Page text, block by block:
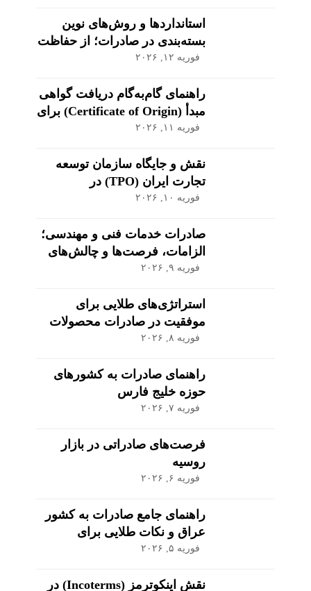
استانداردها و روش‌های نوین
بسته‌بندی در صادرات؛ از حفاظت
تا بازاریابی
فوریه ۱۲, ۲۰۲۶
راهنمای گام‌به‌گام دریافت گواهی
مبدأ (Certificate of Origin) برای
کالاهای صادراتی
فوریه ۱۱, ۲۰۲۶
نقش و جایگاه سازمان توسعه
تجارت ایران (TPO) در
اکوسیستم صادراتی
فوریه ۱۰, ۲۰۲۶
صادرات خدمات فنی و مهندسی؛
الزامات، فرصت‌ها و چالش‌های
کلیدی
فوریه ۹, ۲۰۲۶
استراتژی‌های طلایی برای
موفقیت در صادرات محصولات
کشاورزی و مواد غذایی
فوریه ۸, ۲۰۲۶
راهنمای صادرات به کشورهای
حوزه خلیج فارس
فوریه ۷, ۲۰۲۶
فرصت‌های صادراتی در بازار
روسیه
فوریه ۶, ۲۰۲۶
راهنمای جامع صادرات به کشور
عراق و نکات طلایی برای
موفقیت در بازار
فوریه ۵, ۲۰۲۶
نقش اینکوترمز (Incoterms) در